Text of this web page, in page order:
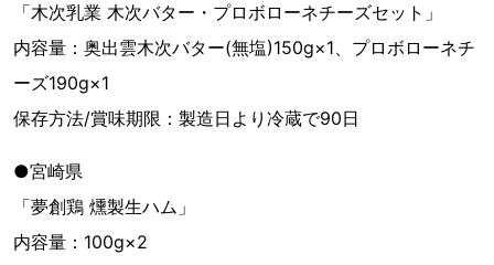
「木次乳業 木次バター・プロボローネチーズセット」
内容量：奥出雲木次バター(無塩)150g×1、プロボローネチ
ーズ190g×1
保存方法/賞味期限：製造日より冷蔵で90日
●宮崎県
「夢創鶏 燻製生ハム」
内容量：100g×2